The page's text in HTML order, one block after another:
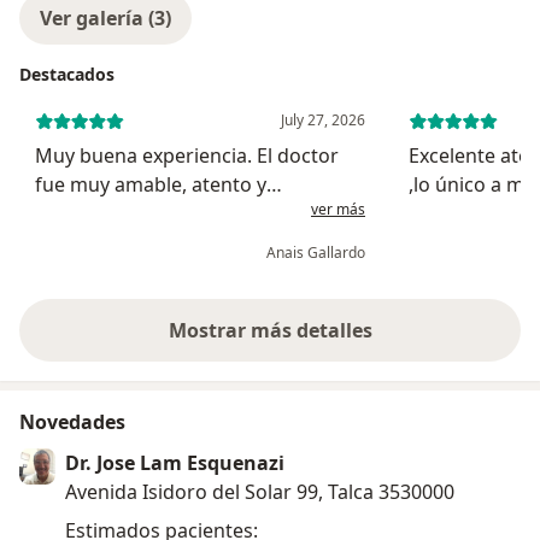
Ver galería (3)
Destacados
July 27, 2026
Muy buena experiencia. El doctor
fue muy amable, atento y
consulta. Me escuchó con mucha
respondió cada una...
ver más
Anais Gallardo
Excelente
,lo único a
Mostrar más detalles
sobre la experiencia
Novedades
Dr. Jose Lam Esquenazi
Avenida Isidoro del Solar 99, Talca 3530000
Estimados pacientes: